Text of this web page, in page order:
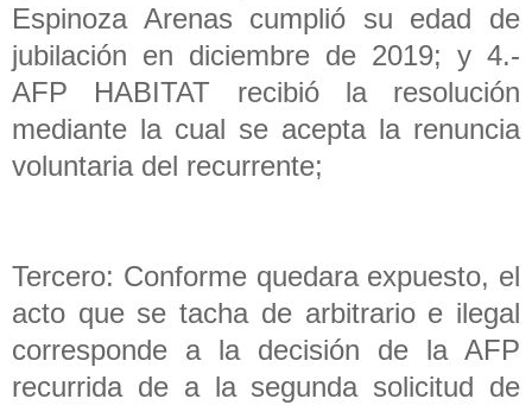
Espinoza Arenas cumplió su edad de
jubilación en diciembre de 2019; y 4.-
AFP HABITAT recibió la resolución
mediante la cual se acepta la renuncia
voluntaria del recurrente;
Tercero: Conforme quedara expuesto, el
acto que se tacha de arbitrario e ilegal
corresponde a la decisión de la AFP
recurrida de a la segunda solicitud de